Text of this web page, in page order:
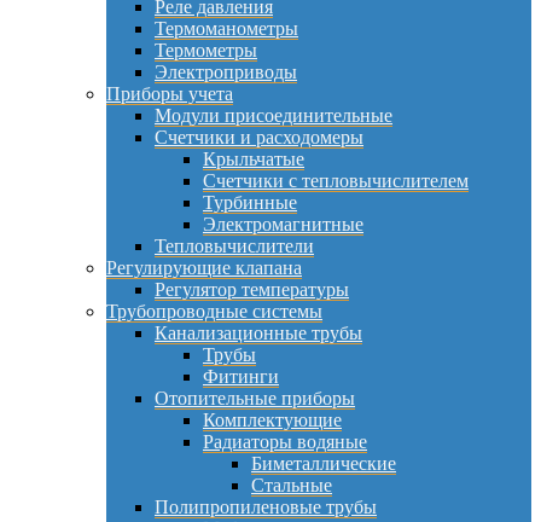
Реле давления
Термоманометры
Термометры
Электроприводы
Приборы учета
Модули присоединительные
Счетчики и расходомеры
Крыльчатые
Счетчики с тепловычислителем
Турбинные
Электромагнитные
Тепловычислители
Регулирующие клапана
Регулятор температуры
Трубопроводные системы
Канализационные трубы
Трубы
Фитинги
Отопительные приборы
Комплектующие
Радиаторы водяные
Биметаллические
Стальные
Полипропиленовые трубы